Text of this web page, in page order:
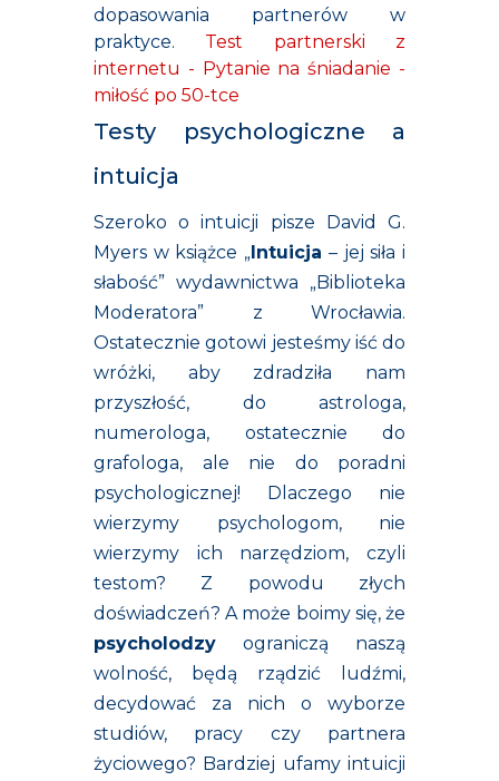
dopasowania partnerów w
praktyce. Test partnerski z
internetu - Pytanie na śniadanie -
miłość po 50-tce
Testy psychologiczne a
intuicja
Szeroko o intuicji pisze David G.
Myers w książce „Intuicja – jej siła i
słabość” wydawnictwa „Biblioteka
Moderatora” z Wrocławia.
Ostatecznie gotowi jesteśmy iść do
wróżki, aby zdradziła nam
przyszłość, do astrologa,
numerologa, ostatecznie do
grafologa, ale nie do poradni
psychologicznej! Dlaczego nie
wierzymy psychologom, nie
wierzymy ich narzędziom, czyli
testom? Z powodu złych
doświadczeń? A może boimy się, że
psycholodzy ograniczą naszą
wolność, będą rządzić ludźmi,
decydować za nich o wyborze
studiów, pracy czy partnera
życiowego? Bardziej ufamy intuicji